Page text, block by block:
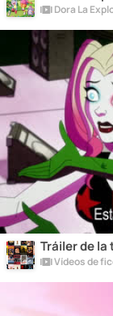
Tráiler de la
Vídeos de